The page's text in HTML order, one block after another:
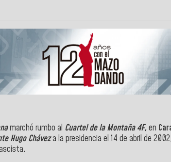
marchó rumbo al Cuartel de la Montaña 4F, en
Hugo Cháveza la presidencia el 14 de abril de